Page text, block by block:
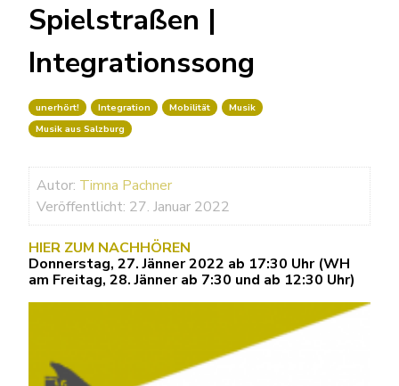
Spielstraßen |
Integrationssong
unerhört! Integration Mobilität
Musik
Musik aus Salzburg
Autor: Timna Pachner
Veröffentlicht: 27. Januar 2022
HIER ZUM NACHHÖREN
Donnerstag, 27. Jänner 2022 ab 17:30 Uhr (WH
am Freitag, 28. Jänner ab 7:30 und ab 12:30 Uhr)